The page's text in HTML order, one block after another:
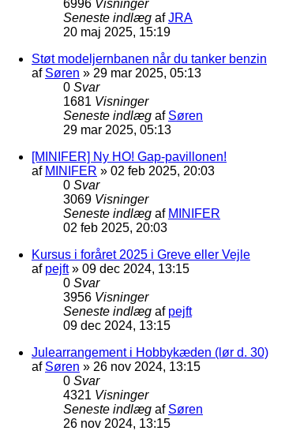
6996 Visninger
Seneste indlæg afJRA
20 maj 2025, 15:19
Støt modeljernbanen når du tanker benzin
af Søren » 29 mar 2025, 05:13
0 Svar
1681 Visninger
Seneste indlæg af Søren
29 mar 2025, 05:13
[MINIFER] Ny HO! Gap-pavillonen!
af MINIFER » 02 feb 2025, 20:03
0 Svar
3069 Visninger
Seneste indlæg af MINIFER
02 feb 2025, 20:03
Kursus i foråret 2025 i Greve eller Vejle
af pejft» 09 dec 2024, 13:15
0 Svar
3956 Visninger
Seneste indlæg af pejft
09 dec 2024, 13:15
Julearrangement i Hobbykæden (lør d. 30)
af Søren » 26 nov 2024, 13:15
0 Svar
4321 Visninger
Seneste indlæg af Søren
26 nov 2024, 13:15